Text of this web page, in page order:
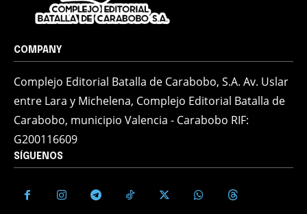
COMPANY
Complejo Editorial Batalla de Carabobo, S.A. Av. Uslar
entre Lara y Michelena, Complejo Editorial Batalla de
Carabobo, municipio Valencia - Carabobo RIF:
G200116609
SÍGUENOS